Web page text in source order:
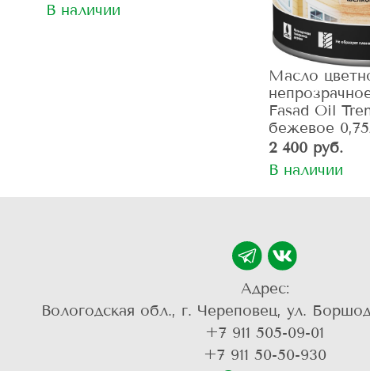
В наличии
Масло
Fasad Oil
бежевое
2 400 руб.
В наличии
Адрес:
Вологодская обл., г. Череповец, ул.
+7 911 505-09-01
+7 911 50-50-930